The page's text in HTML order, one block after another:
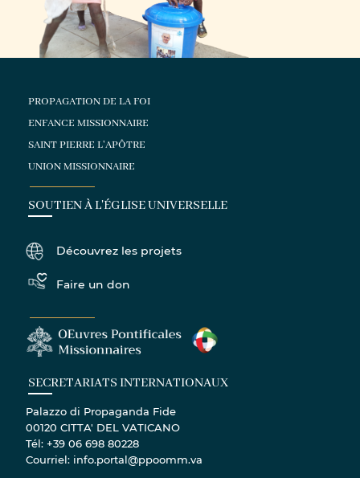
PROPAGATION DE LA FOI
ENFANCE MISSIONNAIRE
SAINT PIERRE L'APÔTRE
UNION MISSIONNAIRE
SOUTIEN À L'ÉGLISE UNIVERSELLE
Découvrez les projets
Faire un don
SECRETARIATS INTERNATIONAUX
Palazzo di Propaganda Fide
00120 CITTA' DEL VATICANO
Tél: +39 06 698 80228
Courriel: info.portal@ppoomm.va